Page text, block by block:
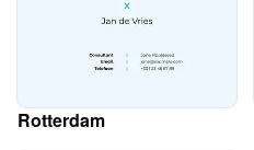
Rotterdam